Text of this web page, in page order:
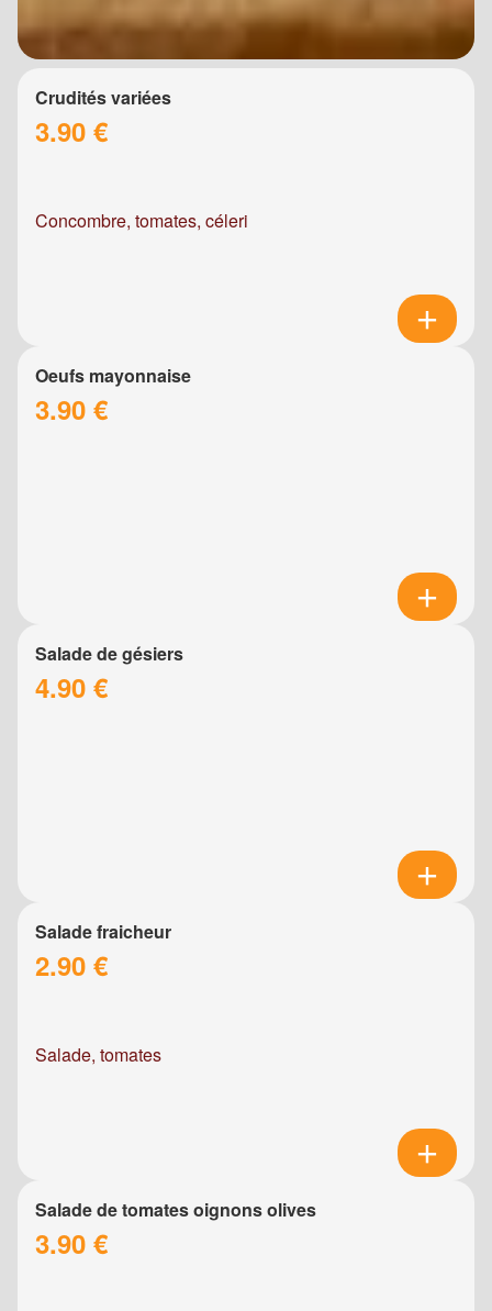
Crudités variées
3.90 €
Concombre, tomates, céleri
Oeufs mayonnaise
3.90 €
Salade de gésiers
4.90 €
Salade fraicheur
2.90 €
Salade, tomates
Salade de tomates oignons olives
3.90 €